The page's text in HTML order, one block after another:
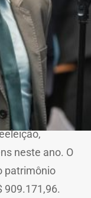
neste ano. O
patrimônio
909.171,96.